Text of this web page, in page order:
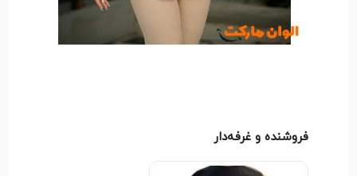
فروشنده و غرفه‌دار